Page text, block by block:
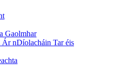
Gaolmhar
nDíolacháin Tar éis